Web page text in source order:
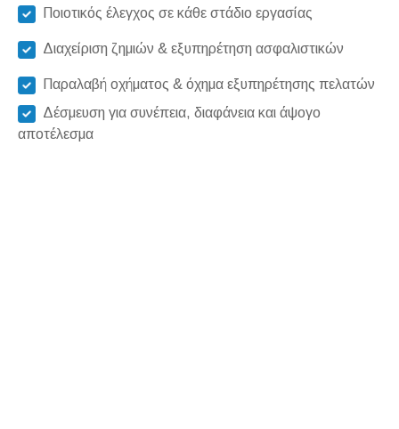
Ποιοτικός έλεγχος σε κάθε στάδιο εργασίας
Διαχείριση ζημιών & εξυπηρέτηση ασφαλιστικών
Παραλαβή οχήματος & όχημα εξυπηρέτησης πελατών
Δέσμευση για συνέπεια, διαφάνεια και άψογο
αποτέλεσμα